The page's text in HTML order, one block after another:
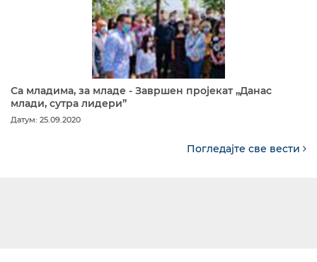
Са младима, за младе - Завршен пројекат „Данас
млади, сутра лидери”
Датум: 25.09.2020
Погледајте све вести